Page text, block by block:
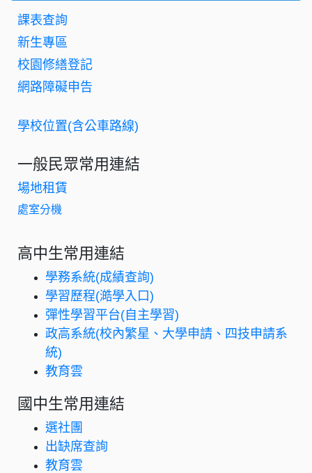
課表查詢
新生專區
校園修繕登記
網路障礙申告
學校位置(含公車路線)
一般民眾常用連結
場地租賃
處室分機
高中生常用連結
學務系統(成績查詢)
學習歷程(澔學入口)
彈性學習平台(自主學習)
政高系統(校內繁星、大學申請、四技申請系
統)
教育雲
國中生常用連結
選社團
出缺席查詢
教育雲